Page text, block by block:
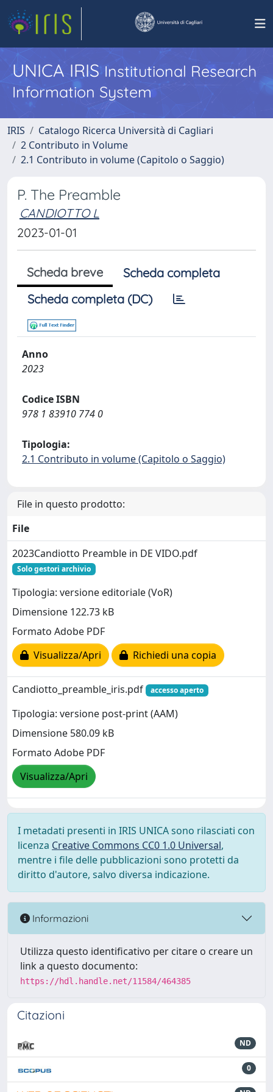
UNICA IRISInstitutional Research
Information System
IRIS
Catalogo Ricerca Università di Cagliari
2 Contributo in Volume
2.1 Contributo in volume (Capitolo o Saggio)
P. The Preamble
CANDIOTTO L
2023-01-01
Scheda breve
Scheda completa
Scheda completa (DC)
Anno
2023
Codice ISBN
978 1 83910 774 0
Tipologia:
2.1 Contributo in volume (Capitolo o Saggio)
File in questo prodotto:
File
2023Candiotto Preamble in DE VIDO.pdf
Solo gestori archivio
Tipologia: versione editoriale (VoR)
Dimensione 122.73 kB
Formato Adobe PDF
Visualizza/Apri
Richiedi una copia
Candiotto_preamble_iris.pdf accesso aperto
Tipologia: versione post-print (AAM)
Dimensione 580.09 kB
Formato Adobe PDF
Visualizza/Apri
I metadati presenti in IRIS UNICA sono rilasciati con
licenza Creative Commons CC0 1.0 Universal,
mentre i file delle pubblicazioni sono protetti da
diritto d'autore, salvo diversa indicazione.
Informazioni
Utilizza questo identificativo per citare o creare un
link a questo documento:
https://hdl.handle.net/11584/464385
Citazioni
ND
0